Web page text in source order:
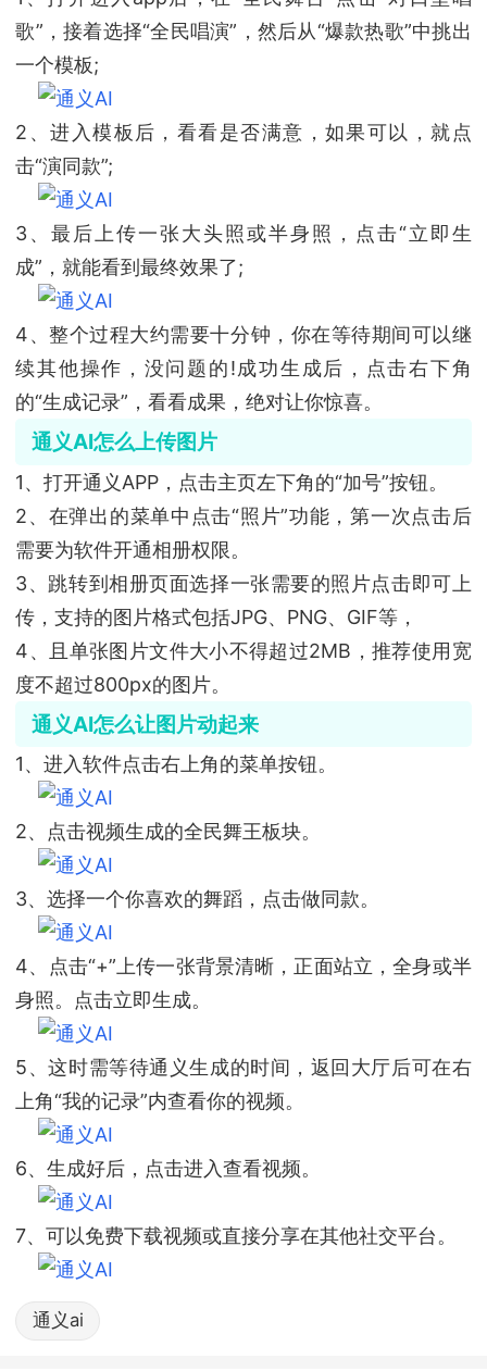
歌”，接着选择“全民唱演”，然后从“爆款热歌”中挑出
一个模板;
2、进入模板后，看看是否满意，如果可以，就点
击“演同款”;
3、最后上传一张大头照或半身照，点击“立即生
成”，就能看到最终效果了;
4、整个过程大约需要十分钟，你在等待期间可以继
续其他操作，没问题的!成功生成后，点击右下角
的“生成记录”，看看成果，绝对让你惊喜。
通义AI怎么上传图片
1、打开通义APP，点击主页左下角的“加号”按钮。
2、在弹出的菜单中点击“照片”功能，第一次点击后
需要为软件开通相册权限。
3、跳转到相册页面选择一张需要的照片点击即可上
传，支持的图片格式包括JPG、PNG、GIF等，
4、且单张图片文件大小不得超过2MB，推荐使用宽
度不超过800px的图片。
通义AI怎么让图片动起来
1、进入软件点击右上角的菜单按钮。
2、点击视频生成的全民舞王板块。
3、选择一个你喜欢的舞蹈，点击做同款。
4、点击“+”上传一张背景清晰，正面站立，全身或半
身照。点击立即生成。
5、这时需等待通义生成的时间，返回大厅后可在右
上角“我的记录”内查看你的视频。
6、生成好后，点击进入查看视频。
7、可以免费下载视频或直接分享在其他社交平台。
通义ai